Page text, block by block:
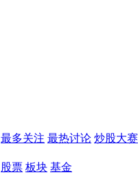
最多关注 最热讨论 炒股大赛
股票 板块 基金